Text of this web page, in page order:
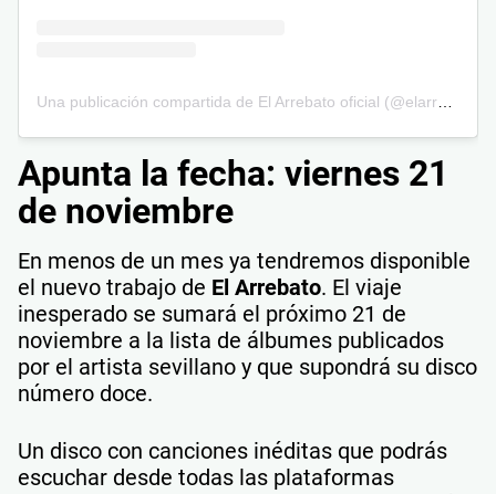
Apunta la fecha: viernes 21
de noviembre
En menos de un mes ya tendremos disponible
el nuevo trabajo de El Arrebato. El viaje
inesperado se sumará el próximo 21 de
noviembre a la lista de álbumes publicados
por el artista sevillano y que supondrá su disco
número doce.
Un disco con canciones inéditas que podrás
escuchar desde todas las plataformas